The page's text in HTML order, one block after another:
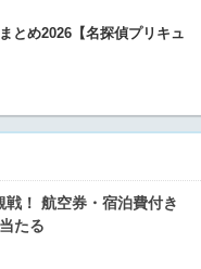
とめ2026【名探偵プリキュ
！ 航空券・宿泊費付き
たる